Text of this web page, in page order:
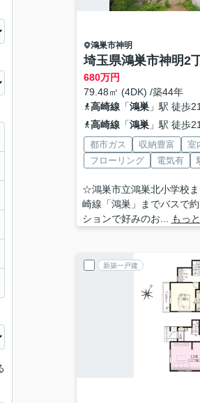
鴻巣市神明
埼玉県鴻巣市神明2
680万円
79.48㎡ (4DK) /築44年
高崎線「鴻巣」駅 徒歩
高崎線「鴻巣」駅 徒歩
都市ガス 収納豊富
室
フローリング
電気有
☆鴻巣市立鴻巣北小学校
崎線「鴻巣」までバスで
ションで好みのお...
もっ
新築一戸建